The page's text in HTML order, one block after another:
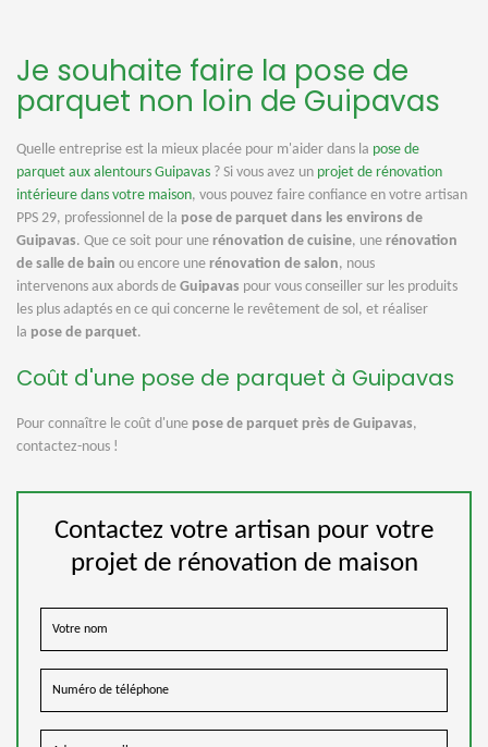
Je souhaite faire la pose de
parquet non loin de Guipavas
Quelle entreprise est la mieux placée pour m'aider dans la pose de
parquet aux alentours Guipavas ? Si vous avez un projet de rénovation
intérieure dans votre maison, vous pouvez faire confiance en votre artisan
PPS 29, professionnel de la pose de parquet dans les environs de
Guipavas. Que ce soit pour une rénovation de cuisine, une rénovation
de salle de bain ou encore une rénovation de salon, nous
intervenons aux abords de Guipavas pour vous conseiller sur les produits
les plus adaptés en ce qui concerne le revêtement de sol, et réaliser
la pose de parquet.
Coût d'une pose de parquet à Guipavas
Pour connaître le coût d'une pose de parquet près de Guipavas,
contactez-nous !
Contactez votre artisan pour votre
projet de rénovation de maison